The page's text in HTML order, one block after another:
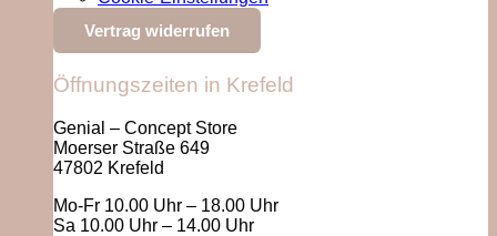
Vertrag widerrufen
Öffnungszeiten in Krefeld
Genial – Concept Store
Moerser Straße 649
47802 Krefeld
Mo-Fr 10.00 Uhr – 18.00 Uhr
Sa 10.00 Uhr – 14.00 Uhr